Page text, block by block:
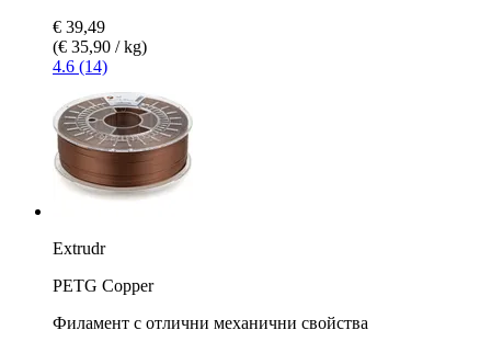
€ 39,49
(€ 35,90 / kg)
4.6 (14)
Extrudr
PETG Copper
Филамент с отлични механични свойства